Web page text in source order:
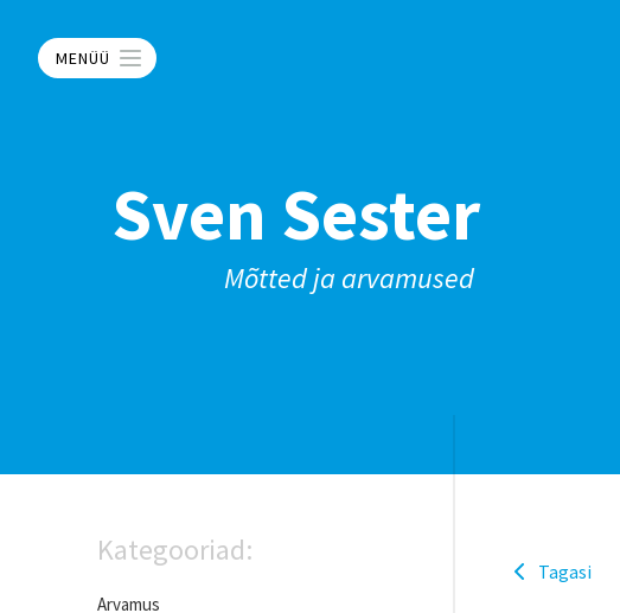
MENÜÜ
Sven Sester
Mõtted ja arvamused
Kategooriad:
Arvamus
Tagasi